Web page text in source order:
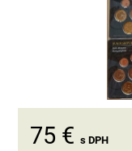
75 € s DPH